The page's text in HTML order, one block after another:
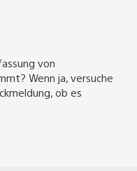
von
Wenn ja, versuche
ob es